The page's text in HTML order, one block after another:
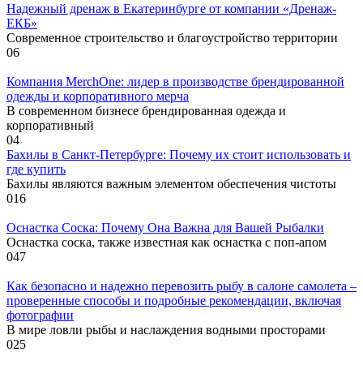
Надежный дренаж в Екатеринбурге от компании «Дренаж-
ЕКБ»
Современное строительство и благоустройство территории
06
Компания MerchOne: лидер в производстве брендированной
одежды и корпоративного мерча
В современном бизнесе брендированная одежда и
корпоративный
04
Бахилы в Санкт-Петербурге: Почему их стоит использовать и
где купить
Бахилы являются важным элементом обеспечения чистоты
016
Оснастка Соска: Почему Она Важна для Вашей Рыбалки
Оснастка соска, также известная как оснастка с поп-апом
047
Как безопасно и надежно перевозить рыбу в салоне самолета –
проверенные способы и подробные рекомендации, включая
фотографии
В мире ловли рыбы и наслаждения водными просторами
025